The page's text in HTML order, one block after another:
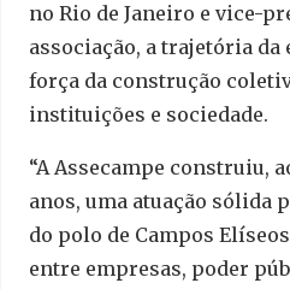
no Rio de Janeiro e vice-
associação, a trajetória da
força da construção
instituições e sociedade.
“A Assecampe construiu,
anos, uma atuação sólida
do polo de Campos
entre empresas, poder